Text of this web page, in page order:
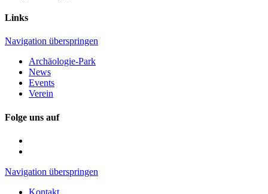
Links
Navigation überspringen
Archäologie-Park
News
Events
Verein
Folge uns auf
Navigation überspringen
Kontakt